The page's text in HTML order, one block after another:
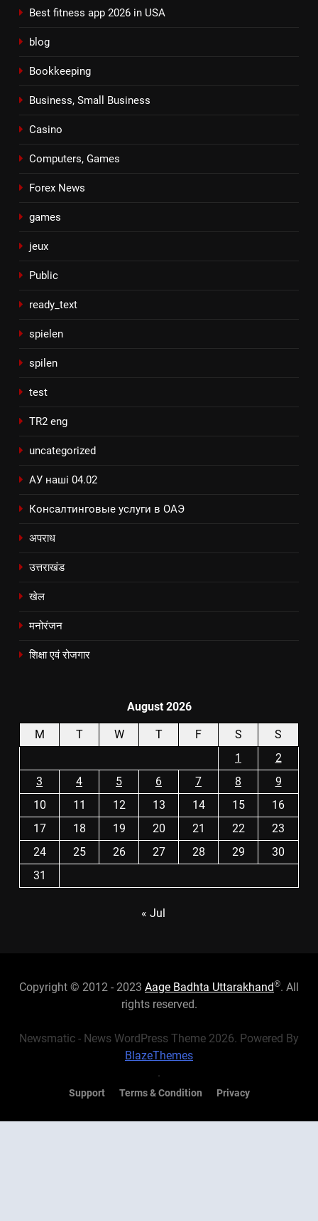
Best fitness app 2026 in USA
blog
Bookkeeping
Business, Small Business
Casino
Computers, Games
Forex News
games
jeux
Public
ready_text
spielen
spilen
test
TR2 eng
uncategorized
АУ наші 04.02
Консалтинговые услуги в ОАЭ
अपराध
उत्तराखंड
खेल
मनोरंजन
शिक्षा एवं रोजगार
August 2026
M T W T F S
S
1
2
3
4 5 6 7 8
9
10
11 12 13 14 15
16
17
18 19 20 21 22
23
24
25 26 27 28 29
30
31
« Jul
Copyright © 2012 - 2023 Aage Badhta Uttarakhand®. All
rights reserved.
Newsmatic - News WordPress Theme 2026. Powered By
BlazeThemes
.
Support Terms & Condition Privacy